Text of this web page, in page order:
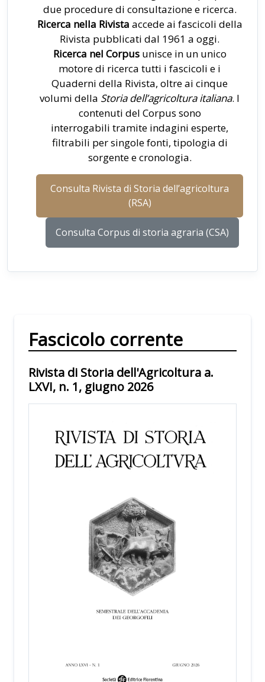
due procedure di consultazione e ricerca.
Ricerca nella Rivista accede ai fascicoli della
Rivista pubblicati dal 1961 a oggi.
Ricerca nel Corpusunisce in un unico
motore di ricerca tutti i fascicoli e i
Quaderni della Rivista, oltre ai cinque
volumi della Storia dell’agricoltura italiana. I
contenuti del Corpus sono
interrogabili tramite indagini esperte,
filtrabili per singole fonti, tipologia di
sorgente e cronologia.
Consulta Rivista di Storia dell’agricoltura
(RSA)
Consulta Corpus di storia agraria (CSA)
Fascicolo corrente
Rivista di Storia dell'Agricoltura a.
LXVI, n. 1, giugno 2026